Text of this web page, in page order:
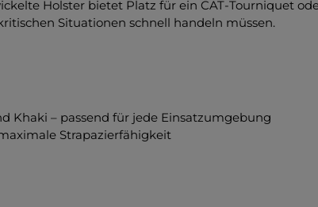
Holster bietet Platz für ein CAT-Tourniquet
Situationen schnell handeln müssen.
Khaki – passend für jede Einsatzumgebung
Strapazierfähigkeit